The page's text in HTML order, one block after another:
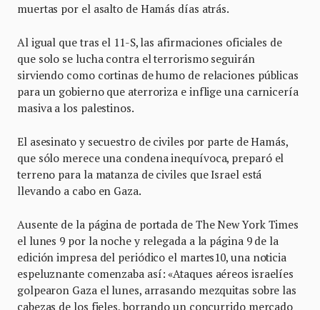
muertas por el asalto de Hamás días atrás.
Al igual que tras el 11-S, las afirmaciones oficiales de
que solo se lucha contra el terrorismo seguirán
sirviendo como cortinas de humo de relaciones públicas
para un gobierno que aterroriza e inflige una carnicería
masiva a los palestinos.
El asesinato y secuestro de civiles por parte de Hamás,
que sólo merece una condena inequívoca, preparó el
terreno para la matanza de civiles que Israel está
llevando a cabo en Gaza.
Ausente de la página de portada de The New York Times
el lunes 9 por la noche y relegada a la página 9 de la
edición impresa del periódico el martes10, una noticia
espeluznante comenzaba así: «Ataques aéreos israelíes
golpearon Gaza el lunes, arrasando mezquitas sobre las
cabezas de los fieles, borrando un concurrido mercado